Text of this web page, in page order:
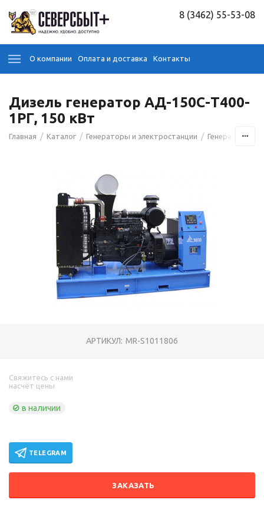
8 (3462) 55-53-08
О компании Оплата и доставка Контакты
Дизель генератор АД-150С-Т400-
1РГ, 150 кВт
Главная / Каталог / Генераторы и электростанции / Генераторы
АРТИКУЛ: MR-S1011806
Свяжитесь с нами
насчёт цены
в наличии
TELEGRAM
ЗАКАЗАТЬ